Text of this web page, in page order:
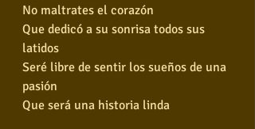
No maltrates el corazón
Que dedicó a su sonrisa todos sus
latidos
Seré libre de sentir los sueños de una
pasión
Que será una historia linda